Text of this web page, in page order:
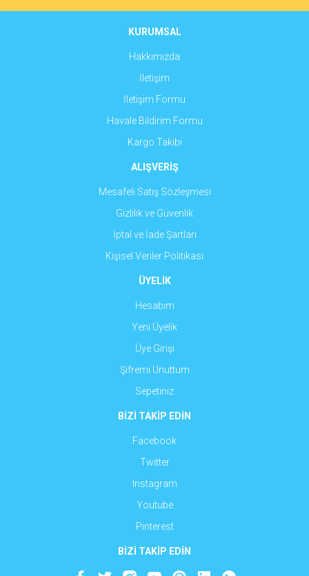
Ürün fiyatı diğer sitelerden daha pahalı.
Gönder
KURUMSAL
Hakkımızda
İletişim
İletişim Formu
Havale Bildirim Formu
Kargo Takibi
ALIŞVERİŞ
Mesafeli Satış Sözleşmesi
Gizlilik ve Güvenlik
İptal ve İade Şartları
Kişisel Veriler Politikası
ÜYELİK
Hesabım
Yeni Üyelik
Üye Girişi
Şifremi Unuttum
Sepetiniz
BİZİ TAKİP EDİN
Facebook
Twitter
Instagram
Youtube
Pinterest
BİZİ TAKİP EDİN